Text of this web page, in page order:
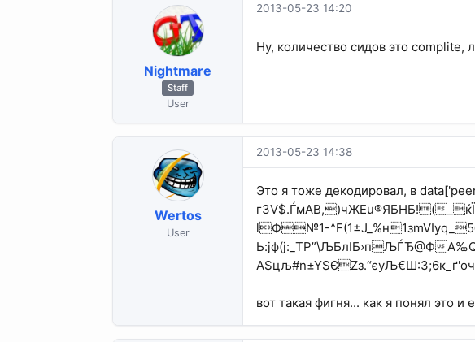
Nightmare
Staff
User
2013-05-23 14:20
Ну, количество сидов это complite,
Wertos
User
2013-05-23 14:38
Это я тоже декодировал, в
г3V$.ЃмАВ,)чЖEu®ЯБHБ!(
lФ№1-
Ь:јф(ј:_TР”\ЉБлIБ›пЉЃЂ@Ф
вот такая фигня... как я понял это